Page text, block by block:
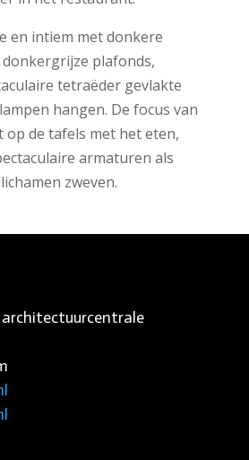
en intiem met donkere
plafonds,
tetraëder gevlakte
hangen. De focus van
de tafels met het eten,
armaturen als
zweven.
architectuurcentrale